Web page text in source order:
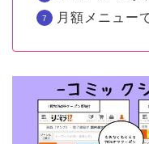
月額メニュー